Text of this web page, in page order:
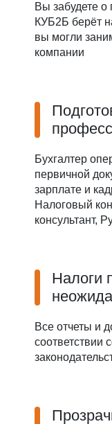
Вы забудете о
КУБ2Б берёт
вы могли
компании
Бухгалтер
первичной
зарплате и
Налоговый
консультант,
Налоги
Все отчеты и
соответствии